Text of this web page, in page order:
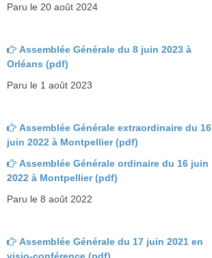
Paru le 20 août 2024
Assemblée Générale du 8 juin 2023 à
Orléans (pdf)
Paru le 1 août 2023
Assemblée Générale extraordinaire du 16
juin 2022 à Montpellier (pdf)
Assemblée Générale ordinaire du 16 juin
2022 à Montpellier (pdf)
Paru le 8 août 2022
Assemblée Générale du 17 juin 2021 en
visio-conférence (pdf)